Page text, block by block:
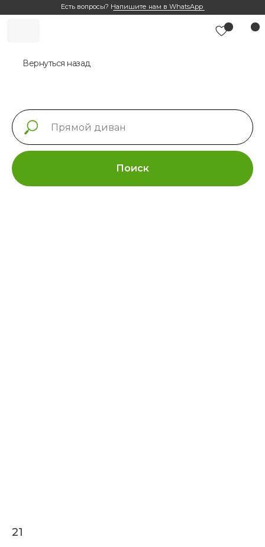
Есть вопросы? Напишите нам в WhatsApp
Вернуться назад
Поиск
21